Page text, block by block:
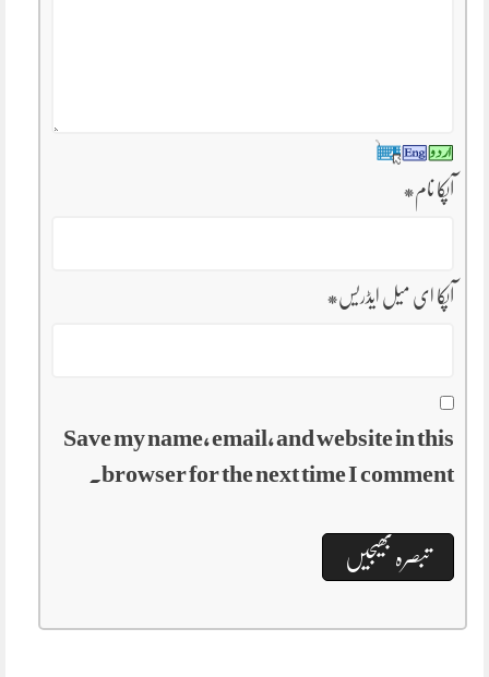
آپکا نام*
آپکا ای میل ایڈریس*
Save my name, email, and website in this
browser for the next time I comment.